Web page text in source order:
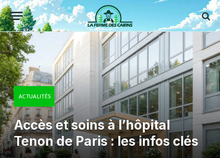
ACTUALITÉS
Accès et soins à l’hôpital
Tenon de Paris : les infos clés